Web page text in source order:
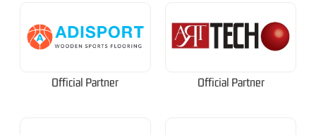
Official Partner Official Partner